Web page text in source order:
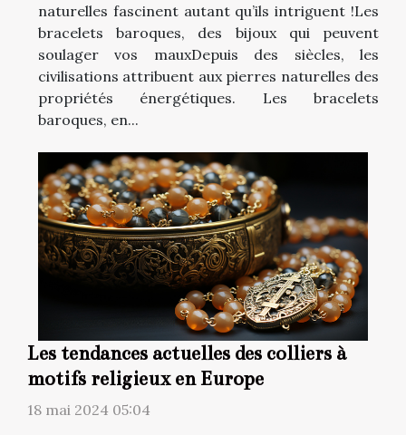
naturelles fascinent autant qu’ils intriguent !Les
bracelets baroques, des bijoux qui peuvent
soulager vos mauxDepuis des siècles, les
civilisations attribuent aux pierres naturelles des
propriétés énergétiques. Les bracelets
baroques, en...
Les tendances actuelles des colliers à
motifs religieux en Europe
18 mai 2024 05:04